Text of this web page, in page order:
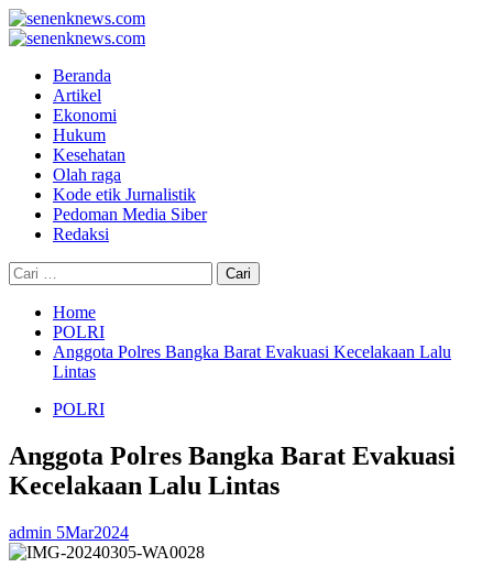
Skip
to
Primary
Beranda
Artikel
Ekonomi
Hukum
Kesehatan
Olah raga
Kode etik Jurnalistik
Pedoman Media Siber
Redaksi
Cari
untuk:
Home
POLRI
Anggota Polres Bangka Barat Evakuasi Kecelakaan Lalu
Lintas
POLRI
Anggota Polres Bangka Barat Evakuasi
Kecelakaan Lalu Lintas
admin 5Mar2024